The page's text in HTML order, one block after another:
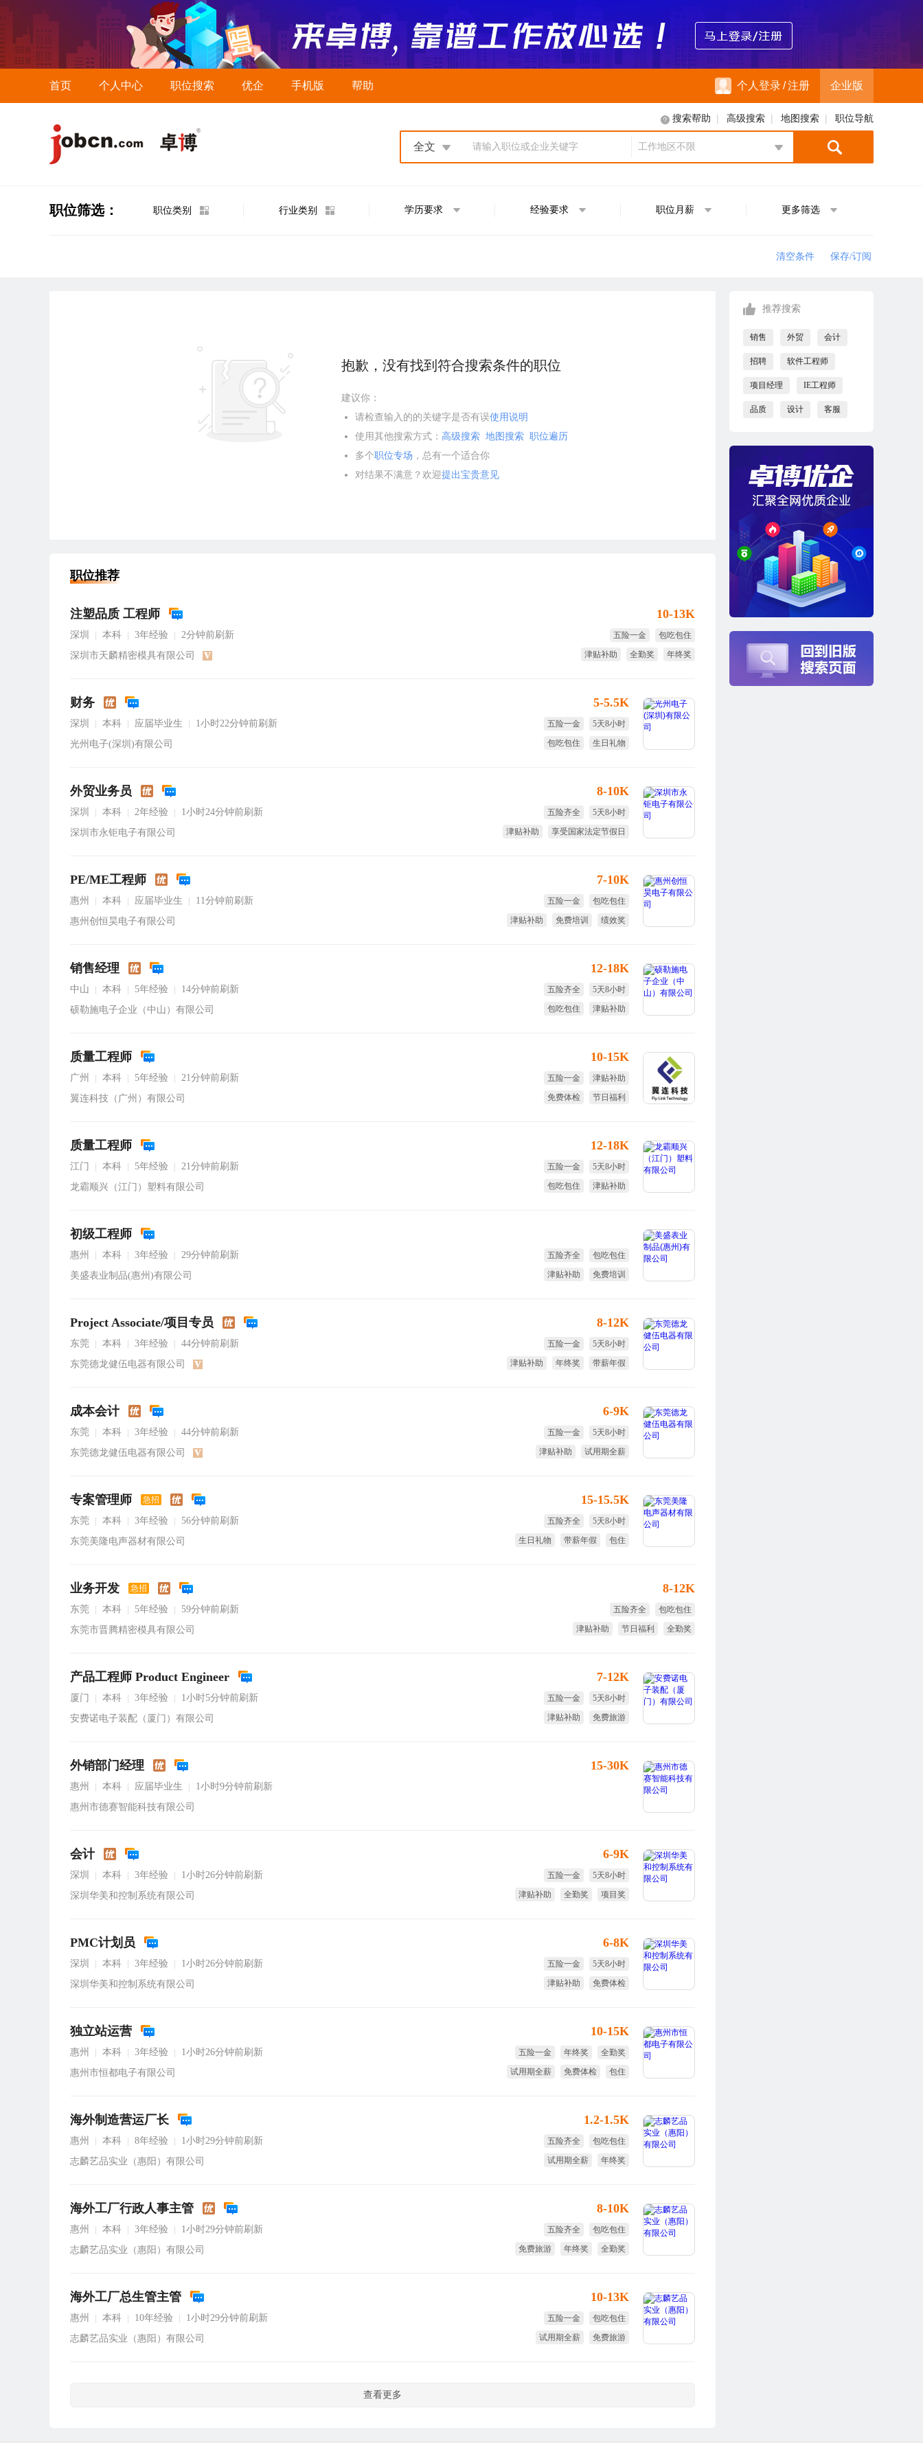
首页 个人中心 职位搜索 优企 手机版 帮助 个人登录/注册 企业版
搜索帮助 | 高级搜索 | 地图搜索 | 职位导航
请输入职位或企业关键字
全文 工作地区不限
职位筛选： 职位类别 行业类别 学历要求 经验要求 职位月薪 更多筛选
清空条件 保存/订阅
推荐搜索
销售 外贸 会计
招聘 软件工程师
项目经理 IE工程师
品质 设计 客服
抱歉，没有找到符合搜索条件的职位
建议你：
请检查输入的的关键字是否有误使用说明
使用其他搜索方式： 高级搜索 地图搜索 职位遍历
多个职位专场 ，总有一个适合你
对结果不满意？欢迎提出宝贵意见
职位推荐
注塑品质 工程师
深圳 本科 3年经验
2分钟前刷新
深圳市天麟精密模具有限公司
10-13K
五险一金
包吃包住
津贴补助
全勤奖
年终奖
财务
深圳 本科 应届毕业生
1小时22分钟前刷新
光州电子(深圳)有限公司
5-5.5K
五险一金
5天8小时
包吃包住
生日礼物
外贸业务员
深圳 本科 2年经验
1小时24分钟前刷新
深圳市永钜电子有限公司
8-10K
五险齐全
5天8小时
津贴补助
享受国家法定节假日
PE/ME工程师
惠州 本科 应届毕业生
11分钟前刷新
惠州创恒昊电子有限公司
7-10K
五险一金
包吃包住
津贴补助
免费培训
绩效奖
销售经理
中山 本科 5年经验
14分钟前刷新
硕勒施电子企业（中山）有限公司
12-18K
五险齐全
5天8小时
包吃包住
津贴补助
质量工程师
广州 本科 5年经验
21分钟前刷新
翼连科技（广州）有限公司
10-15K
五险一金
津贴补助
免费体检
节日福利
质量工程师
江门 本科 5年经验
21分钟前刷新
龙霸顺兴（江门）塑料有限公司
12-18K
五险一金
5天8小时
包吃包住
津贴补助
初级工程师
惠州 本科 3年经验
29分钟前刷新
美盛表业制品(惠州)有限公司
五险齐全
包吃包住
津贴补助
免费培训
Project Associate/项目专员
东莞 本科 3年经验
44分钟前刷新
东莞德龙健伍电器有限公司
8-12K
五险一金
5天8小时
津贴补助
年终奖
带薪年假
成本会计
东莞 本科 3年经验
44分钟前刷新
东莞德龙健伍电器有限公司
6-9K
五险一金
5天8小时
津贴补助
试用期全薪
专案管理师 急招
东莞 本科 3年经验
56分钟前刷新
东莞美隆电声器材有限公司
15-15.5K
五险齐全
5天8小时
生日礼物
带薪年假 包住
业务开发 急招
东莞 本科 5年经验
59分钟前刷新
东莞市晋腾精密模具有限公司
8-12K
五险齐全
包吃包住
津贴补助
节日福利
全勤奖
产品工程师 Product Engineer
厦门 本科 3年经验
1小时5分钟前刷新
安费诺电子装配（厦门）有限公司
7-12K
五险一金
5天8小时
津贴补助
免费旅游
外销部门经理
惠州 本科 应届毕业生
1小时9分钟前刷新
惠州市德赛智能科技有限公司
15-30K
会计
深圳 本科 3年经验
1小时26分钟前刷新
深圳华美和控制系统有限公司
6-9K
五险一金
5天8小时
津贴补助
全勤奖
项目奖
PMC计划员
深圳 本科 3年经验
1小时26分钟前刷新
深圳华美和控制系统有限公司
6-8K
五险一金
5天8小时
津贴补助
免费体检
独立站运营
惠州 本科 3年经验
1小时26分钟前刷新
惠州市恒都电子有限公司
10-15K
五险一金 年终奖
全勤奖
试用期全薪
免费体检 包住
海外制造营运厂长
惠州 本科 8年经验
1小时29分钟前刷新
志麟艺品实业（惠阳）有限公司
1.2-1.5K
五险齐全
包吃包住
试用期全薪
年终奖
海外工厂行政人事主管
惠州 本科 3年经验
1小时29分钟前刷新
志麟艺品实业（惠阳）有限公司
8-10K
五险齐全
包吃包住
免费旅游
年终奖
全勤奖
海外工厂总生管主管
惠州 本科 10年经验
1小时29分钟前刷新
志麟艺品实业（惠阳）有限公司
10-13K
五险一金
包吃包住
试用期全薪
免费旅游
查看更多